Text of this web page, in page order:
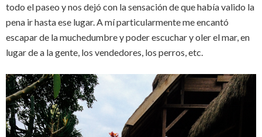
todo el paseo y nos dejó con la sensación de que había valido la
pena ir hasta ese lugar. A mí particularmente me encantó
escapar de la muchedumbre y poder escuchar y oler el mar, en
lugar de a la gente, los vendedores, los perros, etc.